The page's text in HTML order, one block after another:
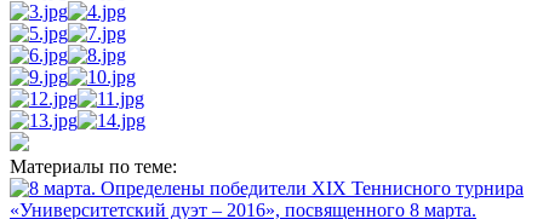
Материалы по теме: